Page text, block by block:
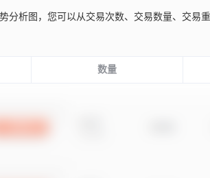
分析图，您可以从交易次数、交易数量、交易
数量